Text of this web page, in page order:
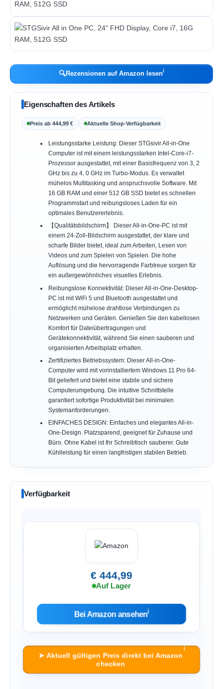
🔍Rezensionen auf Amazon lesenℹ︎
Eigenschaften des Artikels
Preis ab 444,99 € Aktuelle Shop-Verfügbarkeit
Leistungsstarke Leistung: Dieser STGsivir All-in-One
Computer ist mit einem leistungsstarken Intel-Core-i7-
Prozessor ausgestattet, mit einer Basisfrequenz von 3, 2
GHz bis zu 4, 0 GHz im Turbo-Modus. Es verwaltet
mühelos Multitasking und anspruchsvolle Software. Mit
16 GB RAM und einer 512 GB SSD bietet es schnellen
Programmstart und reibungsloses Laden für ein
optimales Benutzererlebnis.
【Qualitätsbildschirm】 Dieser All-in-One-PC ist mit
einem 24-Zoll-Bildschirm ausgestattet, der klare und
scharfe Bilder bietet, ideal zum Arbeiten, Lesen von
Videos und zum Spielen von Spielen. Die hohe
Auflösung und die hervorragende Farbtreue sorgen für
ein außergewöhnliches visuelles Erlebnis.
Reibungslose Konnektivität: Dieser All-in-One-Desktop-
PC ist mit WiFi 5 und Bluetooth ausgestattet und
ermöglicht mühelose drahtlose Verbindungen zu
Netzwerken und Geräten. Genießen Sie den kabellosen
Komfort für Dateiübertragungen und
Gerätekonnektivität, während Sie einen sauberen und
organisierten Arbeitsplatz erhalten.
Zertifiziertes Betriebssystem: Dieser All-in-One-
Computer wird mit vorinstalliertem Windows 11 Pro 64-
Bit geliefert und bietet eine stabile und sichere
Computerumgebung. Die intuitive Schnittstelle
garantiert sofortige Produktivität bei minimalen
Systemanforderungen.
EINFACHES DESIGN: Einfaches und elegantes All-in-
One-Design. Platzsparend, geeignet für Zuhause und
Büro. Ohne Kabel ist Ihr Schreibtisch sauberer. Gute
Kühlleistung für einen langfristigen stabilen Betrieb.
Verfügbarkeit
€ 444,99
Auf Lager
Bei Amazon ansehenℹ︎
➤ Aktuell gültigen Preis direkt bei Amazon
checken
ℹ︎